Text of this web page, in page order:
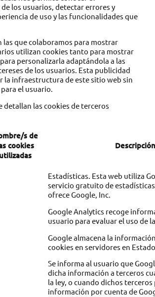
los usuarios, detectar errores y
de uso y las funcionalidades que
las que colaboramos para mostrar
utilizan cookies tanto para mostrar
personalizarla adaptándola a las
de los usuarios. Esta publicidad
la infraestructura de este sitio web sin
el usuario.
detallan las cookies de terceros
s de
cookies
utilizadas
Estadísticas. Esta web utiliza
servicio gratuito de
ofrece Google, Inc.
Google Analytics recoge
usuario para evaluar el uso de
Google almacena la
cookies en servidores en
Se informa al usuario que
dicha información a terceros
la ley, o cuando dichos terceros
información por cuenta de